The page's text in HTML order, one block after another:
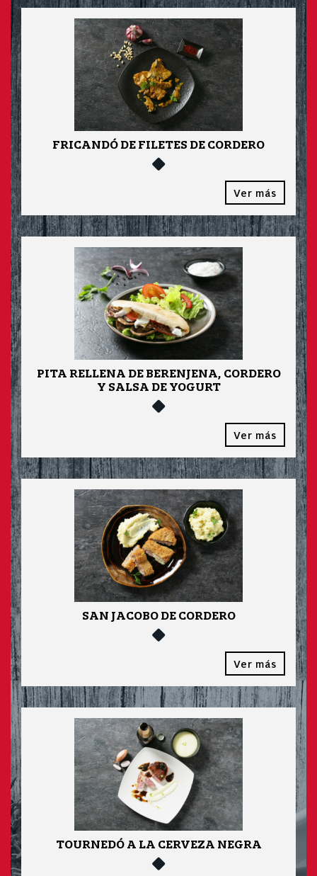
FRICANDÓ DE FILETES DE CORDERO
Ver más
PITA RELLENA DE BERENJENA, CORDERO
Y SALSA DE YOGURT
Ver más
SAN JACOBO DE CORDERO
Ver más
TOURNEDÓ A LA CERVEZA NEGRA